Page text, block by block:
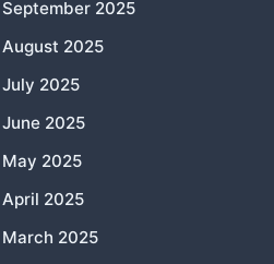
September 2025
August 2025
July 2025
June 2025
May 2025
April 2025
March 2025